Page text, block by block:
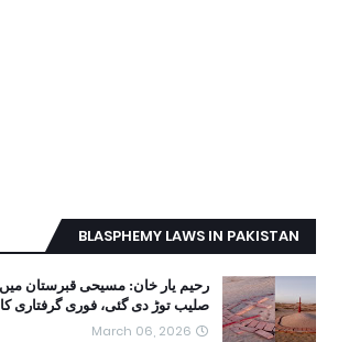
BLASPHEMY LAWS IN PAKISTAN
رحیم یار خان: مسیحی قبرستان
صلیب توڑ دی گئی، فوری گرفتاری کا
March 06, 2026